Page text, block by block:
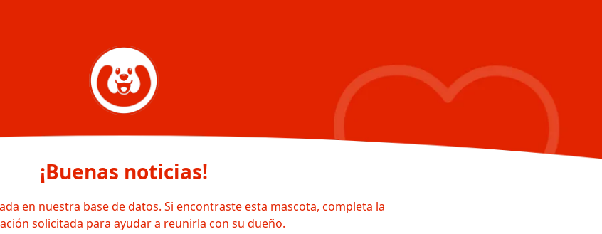
¡Buenas noticias!
en nuestra base de datos. Si encontraste esta mascota, completa la
solicitada para ayudar a reunirla con su dueño.